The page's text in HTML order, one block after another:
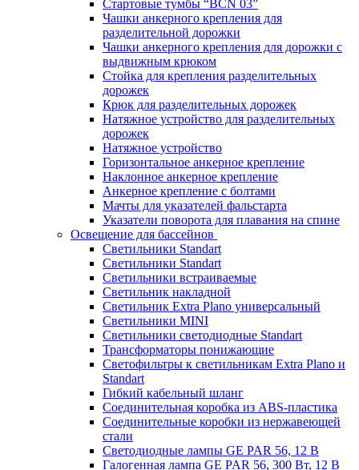
Стартовые тумбы “BCN 03”
Чашки анкерного крепления для
разделительной дорожки
Чашки анкерного крепления для дорожки с
выдвижным крюком
Стойка для крепления разделительных
дорожек
Крюк для разделительных дорожек
Натяжное устройство для разделительных
дорожек
Натяжное устройство
Горизонтальное анкерное крепление
Наклонное анкерное крепление
Анкерное крепление с болтами
Мачты для указателей фальстарта
Указатели поворота для плавания на спине
Освещение для бассейнов
Светильники Standart
Светильники Standart
Светильники встраиваемые
Светильник накладной
Светильник Extra Plano универсальный
Светильники MINI
Светильники светодиодные Standart
Трансформаторы понижающие
Светофильтры к светильникам Extra Plano и
Standart
Гибкий кабельный шланг
Соединительная коробка из ABS-пластика
Соединительные коробки из нержавеющей
стали
Светодиодные лампы GE PAR 56, 12 В
Галогенная лампа GE PAR 56, 300 Вт, 12 В